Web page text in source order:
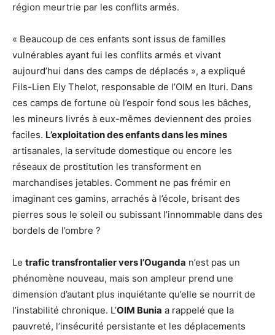
région meurtrie par les conflits armés.
« Beaucoup de ces enfants sont issus de familles
vulnérables ayant fui les conflits armés et vivant
aujourd’hui dans des camps de déplacés », a expliqué
Fils-Lien Ely Thelot, responsable de l’OIM en Ituri. Dans
ces camps de fortune où l’espoir fond sous les bâches,
les mineurs livrés à eux-mêmes deviennent des proies
faciles. L’exploitation des enfants dans les mines
artisanales, la servitude domestique ou encore les
réseaux de prostitution les transforment en
marchandises jetables. Comment ne pas frémir en
imaginant ces gamins, arrachés à l’école, brisant des
pierres sous le soleil ou subissant l’innommable dans des
bordels de l’ombre ?
Le trafic transfrontalier vers l’Ouganda n’est pas un
phénomène nouveau, mais son ampleur prend une
dimension d’autant plus inquiétante qu’elle se nourrit de
l’instabilité chronique. L’OIM Bunia a rappelé que la
pauvreté, l’insécurité persistante et les déplacements